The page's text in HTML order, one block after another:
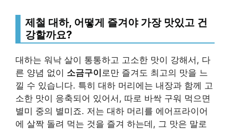
제철 대하, 어떻게 즐겨야 가장 맛있고 건
강할까요?
대하는 워낙 살이 통통하고 고소한 맛이 강해서, 다
른 양념 없이 소금구이 로만 즐겨도 최고의 맛을 느
낄 수 있습니다. 특히 대하 머리에는 내장과 함께 고
소한 맛이 응축되어 있어서, 따로 바싹 구워 먹으면
별미 중의 별미죠. 저는 대하 머리를 에어프라이어
에 살짝 돌려 먹는 것을 즐겨 하는데, 그 맛은 말로